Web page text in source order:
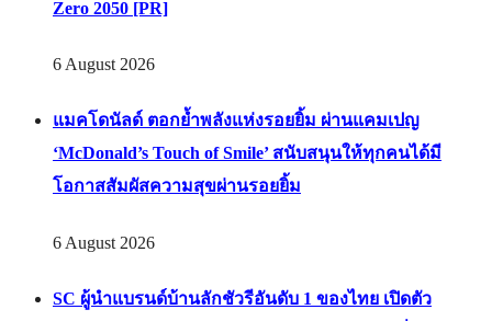
Zero 2050 [PR]
6 August 2026
แมคโดนัลด์ ตอกย้ำพลังแห่งรอยยิ้ม ผ่านแคมเปญ
‘McDonald’s Touch of Smile’ สนับสนุนให้ทุกคนได้มี
โอกาสสัมผัสความสุขผ่านรอยยิ้ม
6 August 2026
SC ผู้นำแบรนด์บ้านลักชัวรีอันดับ 1 ของไทย เปิดตัว